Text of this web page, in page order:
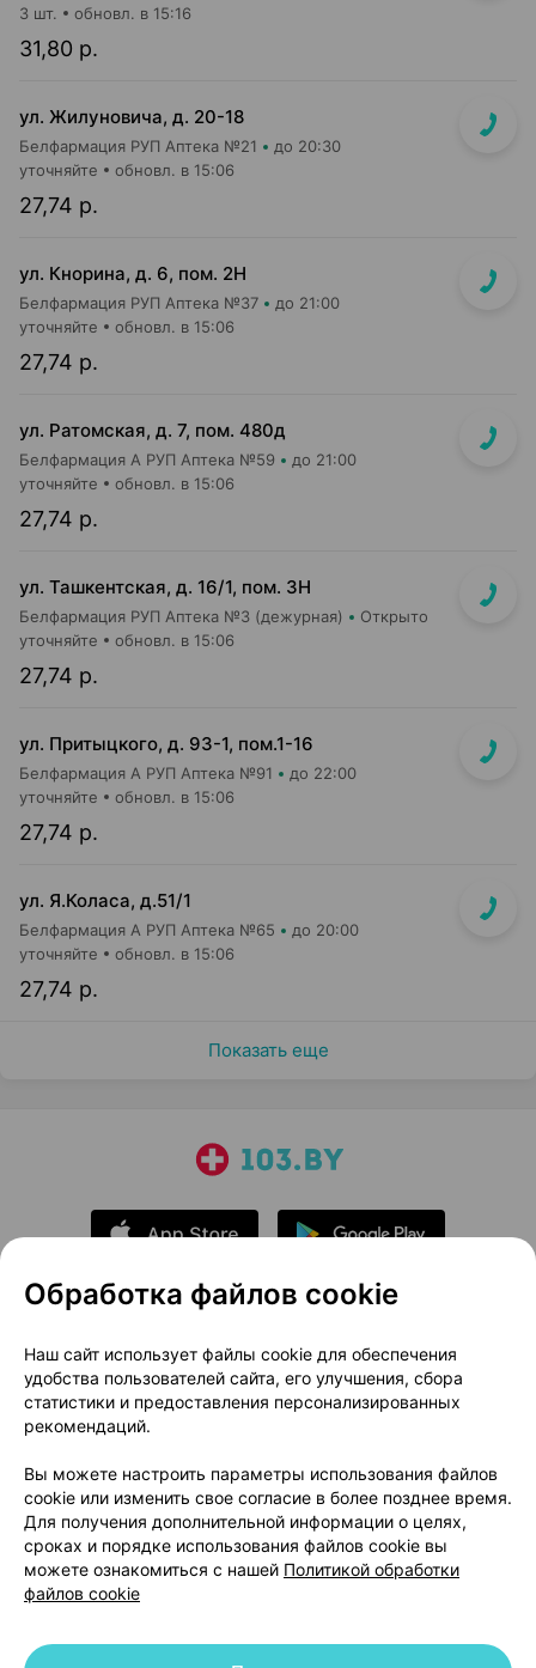
31,80 р.
3 шт. обновл. в 15:16
ул. Жилуновича, д. 20-18
Белфармация РУП Аптека №21 до 20:30
27,74 р.
уточняйте обновл. в 15:06
ул. Кнорина, д. 6, пом. 2Н
Белфармация РУП Аптека №37 до 21:00
27,74 р.
уточняйте обновл. в 15:06
ул. Ратомская, д. 7, пом. 480д
Белфармация А РУП Аптека №59 до 21:00
27,74 р.
уточняйте обновл. в 15:06
ул. Ташкентская, д. 16/1, пом. 3Н
Белфармация РУП Аптека №3 (дежурная) Открыто
27,74 р.
уточняйте обновл. в 15:06
ул. Притыцкого, д. 93-1, пом.1-16
Белфармация А РУП Аптека №91 до 22:00
27,74 р.
уточняйте обновл. в 15:06
ул. Я.Коласа, д.51/1
Белфармация А РУП Аптека №65 до 20:00
27,74 р.
уточняйте обновл. в 15:06
Показать еще
О проекте
Новости проекта
Размещение рекламы
Медицинский маркетинг
Публичный договор
Доставка
Способы оплаты
Вакансии
Партнеры
Написать руководителю 103.by
Написать в поддержку
Персональные настройки Cookie
Обработка файлов cookie
Наш сайт использует файлы cookie для обеспечения
удобства пользователей сайта, его улучшения, сбора
статистики и предоставления персонализированных
рекомендаций.
Вы можете настроить параметры использования файлов
cookie или изменить свое согласие в более позднее время.
Для получения дополнительной информации о целях,
сроках и порядке использования файлов cookie вы
можете ознакомиться с нашей Политикой обработки
файлов cookie